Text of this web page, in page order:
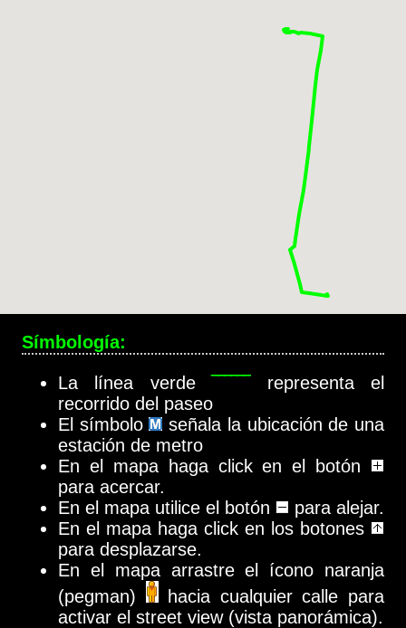
Símbología:
La línea verde‾‾‾‾‾‾representa el
recorrido del paseo
El símbolo
señala la ubicación de una
estación de metro
En el mapa haga click en el botón
para acercar.
En el mapa utilice el botón
para alejar.
En el mapa haga click en los botones
para desplazarse.
En el mapa arrastre el ícono naranja
(pegman)
hacia cualquier calle para
activar el street view (vista panorámica).